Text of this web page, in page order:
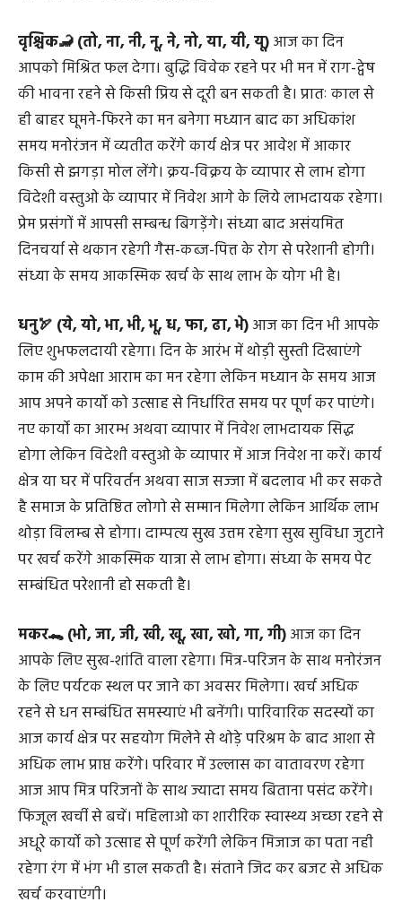
व्यवहार से बचे। सेहत ठीक रहेगी लेकिन अपने कामो को छोड़ अन्य
का काम करने में आलस्य दिखाएंगे।
वृश्चिक🦂 (तो, ना, नी, नू, ने, नो, या, यी, यू)आज का दिन
आपको मिश्रित फल देगा। बुद्धि विवेक रहने पर भी मन में राग-द्वेष
की भावना रहने से किसी प्रिय से दूरी बन सकती है। प्रातः काल से
ही बाहर घूमने-फिरने का मन बनेगा मध्यान बाद का अधिकांश
समय मनोरंजन में व्यतीत करेंगे कार्य क्षेत्र पर आवेश में आकार
किसी से झगड़ा मोल लेंगे। क्रय-विक्रय के व्यापार से लाभ होगा
विदेशी वस्तुओ के व्यापार में निवेश आगे के लिये लाभदायक रहेगा।
दिनचर्या से थकान रहेगी गैस-कब्ज-पित्त के रोग से परेशानी होगी।
संध्या के समय आकस्मिक खर्च के साथ लाभ के योग भी है।
धनु🏹 (ये, यो, भा, भी, भू, ध, फा, ढा, भे)आज का दिन भी आपके
लिए शुभफलदायी रहेगा। दिन के आरंभ में थोड़ी सुस्ती दिखाएंगे
काम की अपेक्षा आराम का मन रहेगा लेकिन मध्यान के समय आज
आप अपने कार्यो को उत्साह से निर्धारित समय पर पूर्ण कर पाएंगे।
नए कार्यो का आरम्भ अथवा व्यापार में निवेश लाभदायक सिद्ध
होगा लेकिन विदेशी वस्तुओ के व्यापार में आज निवेश ना करें। कार्य
क्षेत्र या घर में परिवर्तन अथवा साज सज्जा में बदलाव भी कर सकते
है समाज के प्रतिष्ठित लोगो से सम्मान मिलेगा लेकिन आर्थिक लाभ
पर खर्च करेंगे आकस्मिक यात्रा से लाभ होगा। संध्या के समय पेट
सम्बंधित परेशानी हो सकती है।
मकर🐊 (भो, जा, जी, खी, खू, खा, खो, गा, गी)आज का दिन
आपके लिए सुख-शांति वाला रहेगा। मित्र-परिजन के साथ मनोरंजन
के लिए पर्यटक स्थल पर जाने का अवसर मिलेगा। खर्च अधिक
रहने से धन सम्बंधित समस्याएं भी बनेंगी। पारिवारिक सदस्यों का
आज कार्य क्षेत्र पर सहयोग मिलेने से थोड़े परिश्रम के बाद आशा से
अधिक लाभ प्राप्त करेंगे। परिवार में उल्लास का वातावरण रहेगा
आज आप मित्र परिजनों के साथ ज्यादा समय बिताना पसंद करेंगे।
फिजूल खर्ची से बचें। महिलाओ का शारीरिक स्वास्थ्य अच्छा रहने से